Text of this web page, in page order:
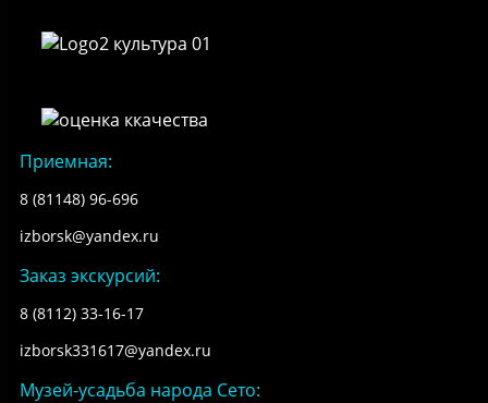
Приемная:
8 (81148) 96-696
izborsk@yandex.ru
Заказ экскурсий:
8 (8112) 33-16-17
izborsk331617@yandex.ru
Музей-усадьба народа Сето: